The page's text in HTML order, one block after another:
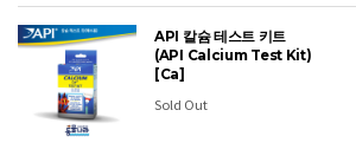
API 칼슘 테스트 키트
(API Calcium Test Kit)
[Ca]
Sold Out